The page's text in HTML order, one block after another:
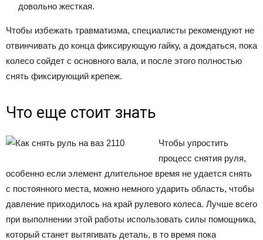
довольно жесткая.
Чтобы избежать травматизма, специалисты рекомендуют не
отвинчивать до конца фиксирующую гайку, а дождаться, пока
колесо сойдет с основного вала, и после этого полностью
снять фиксирующий крепеж.
Что еще стоит знать
Чтобы упростить
процесс снятия руля,
особенно если элемент длительное время не удается снять
с постоянного места, можно немного ударить область, чтобы
давление приходилось на край рулевого колеса. Лучше всего
при выполнении этой работы использовать силы помощника,
который станет вытягивать деталь, в то время пока